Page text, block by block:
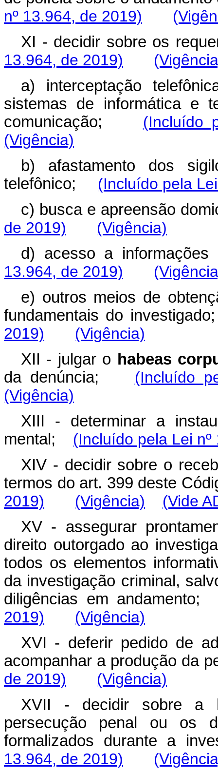
nº 13.964, de 2019)
XI - decidir sobre os
13.964, de 2019)
a) interceptação
sistemas de informática e
comunicação; (Incluído
(Vigência)
b) afastamento dos
telefônico; (Incluído pela
c) busca e apreensão
de 2019)
(Vigência)
d) acesso a
13.964, de 2019)
e) outros meios de
fundamentais do
2019)
(Vigência)
XII - julgar o habeas
da denúncia; (Incluído
(Vigência)
XIII - determinar a
mental; (Incluído pela Lei
XIV - decidir sobre o
termos do art. 399 deste
2019)
(Vigência)
(Vide
XV - assegurar
direito outorgado ao
todos os elementos
da investigação criminal,
diligências em
2019)
(Vigência)
XVI - deferir pedido de
acompanhar a produção
de 2019)
(Vigência)
XVII - decidir sobre a
persecução penal ou os
formalizados durante a
13.964, de 2019)